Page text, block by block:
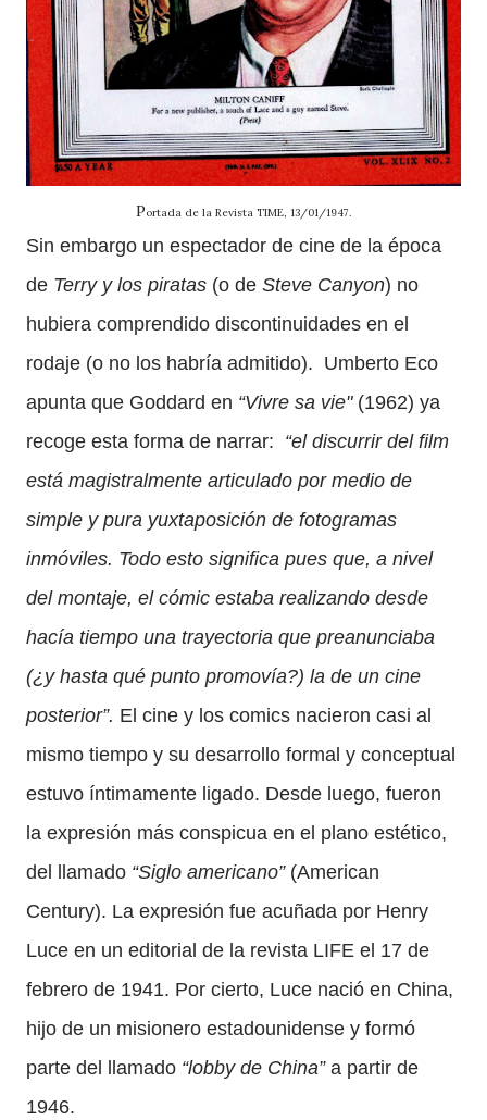
Portada de la Revista TIME, 13/01/1947.
Sin embargo un espectador de cine de la época
de Terry y los piratas (o de Steve Canyon) no
hubiera comprendido discontinuidades en el
rodaje (o no los habría admitido). Umberto Eco
apunta que Goddard en “Vivre sa vie"(1962) ya
recoge esta forma de narrar: “el discurrir del film
está magistralmente articulado por medio de
simple y pura yuxtaposición de fotogramas
inmóviles. Todo esto significa pues que, a nivel
del montaje, el cómic estaba realizando desde
hacía tiempo una trayectoria que preanunciaba
(¿y hasta qué punto promovía?) la de un cine
posterior”. El cine y los comics nacieron casi al
mismo tiempo y su desarrollo formal y conceptual
estuvo íntimamente ligado. Desde luego, fueron
la expresión más conspicua en el plano estético,
del llamado “Siglo americano”(American
Century). La expresión fue acuñada por Henry
Luce en un editorial de la revista LIFE el 17 de
febrero de 1941. Por cierto, Luce nació en China,
hijo de un misionero estadounidense y formó
parte del llamado “lobby de China”a partir de
1946.